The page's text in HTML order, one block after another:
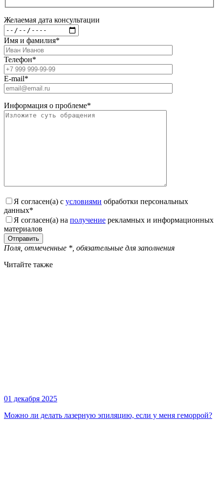
Желаемая дата консультации
Имя и фамилия*
Телефон*
E-mail*
Информация о проблеме*
Я согласен(а) с условиями обработки персональных
данных*
Я согласен(а) на получение рекламных и информационных
материалов
Поля, отмеченные * , обязательные для заполнения
Читайте также
01 декабря 2025
Можно ли делать лазерную эпиляцию, если у меня геморрой?